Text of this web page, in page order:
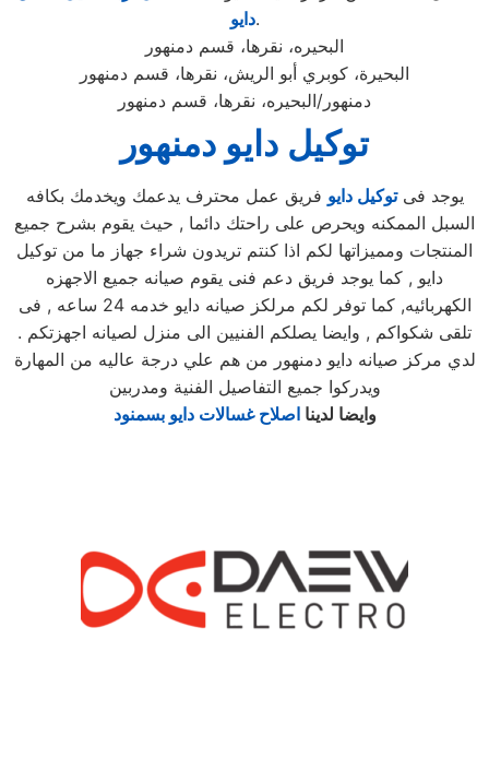
دايو.
البحيره، نقرها، قسم دمنهور
البحيرة، كوبري أبو الريش، نقرها، قسم دمنهور
دمنهور/البحيره، نقرها، قسم دمنهور
توكيل دايو دمنهور
يوجد فىتوكيل دايو فريق عمل محترف يدعمك ويخدمك بكافه
السبل الممكنه ويحرص على راحتك دائما , حيث يقوم بشرح جميع
المنتجات ومميزاتها لكم اذا كنتم تريدون شراء جهاز ما من توكيل
دايو , كما يوجد فريق دعم فنى يقوم صيانه جميع الاجهزه
الكهربائيه, كما توفر لكم مرلكز صيانه دايو خدمه 24 ساعه , فى
تلقى شكواكم , وايضا يصلكم الفنيين الى منزل لصيانه اجهزتكم .
لدي مركز صيانه دايو دمنهور من هم علي درجة عاليه من المهارة
ويدركوا جميع التفاصيل الفنية ومدربين
وايضا لدينااصلاح غسالات دايو بسمنود